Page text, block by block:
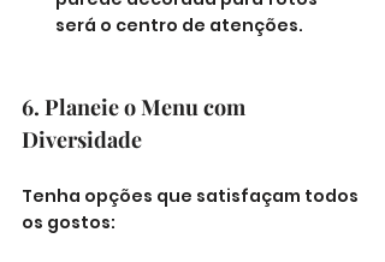
será o centro de atenções.
6. Planeie o Menu com
Diversidade
Tenha opções que satisfaçam todos
os gostos: